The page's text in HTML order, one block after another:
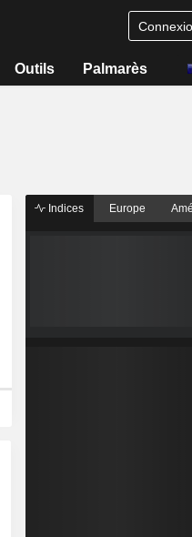
Outils Palmarès
Indices Europe